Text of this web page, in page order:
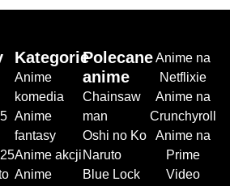
Kategorie
Anime
komedia
Anime
fantasy
Anime akcji
Anime
Polecane
anime
Chainsaw
man
Oshi no Ko
Naruto
Blue Lock
Anime na
Netflixie
Anime na
Crunchyroll
Anime na
Prime
Video